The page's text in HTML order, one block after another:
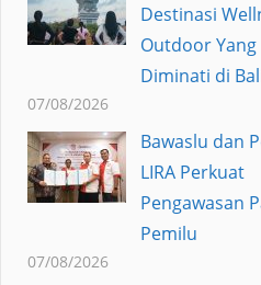
Destinasi
Outdoor Yang
Diminati di
07/08/2026
Bawaslu dan
LIRA Perkuat
Pengawasan
Pemilu
07/08/2026